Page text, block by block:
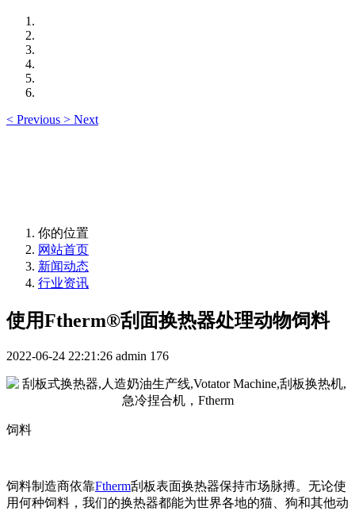
< Previous > Next
你的位置
网站首页
新闻动态
行业资讯
使用Ftherm®刮面换热器处理动物饲料
2022-06-24 22:21:26 admin 176
饲料
饲料制造商依靠Ftherm刮板表面换热器保持市场脉搏。无论使
用何种饲料，我们的换热器都能为世界各地的猫、狗和其他动